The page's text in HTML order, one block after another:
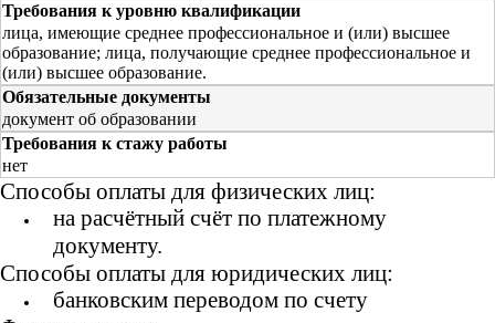
Требования к уровню квалификации
лица, имеющие среднее профессиональное и (или) высшее
образование; лица, получающие среднее профессиональное и
(или) высшее образование.
Обязательные документы
документ об образовании
Требования к стажу работы
нет
Способы оплаты для физических лиц:
на расчётный счёт по платежному
документу.
Способы оплаты для юридических лиц:
банковским переводом по счету